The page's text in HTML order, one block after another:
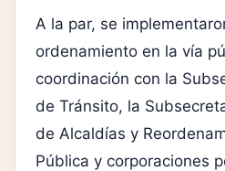
A la par, se
ordenamiento en la vía
coordinación con la
de Tránsito, la
de Alcaldías y
Pública y corporaciones